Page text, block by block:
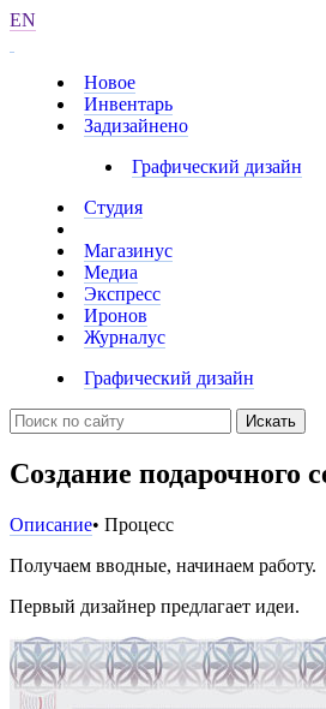
EN
Новое
Инвентарь
Задизайнено
Графический дизайн
Студия
Магазинус
Медиа
Экспресс
Иронов
Журналус
Графический дизайн
Искать
Создание
Описание• Процесс
Получаем вводные, начинаем работу.
Первый дизайнер предлагает идеи.